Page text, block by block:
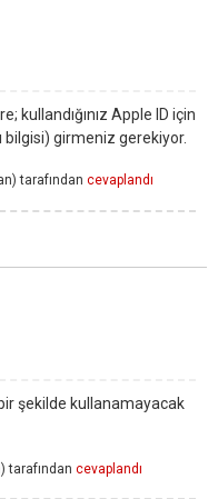
kullandığınız Apple ID için
girmeniz gerekiyor.
tarafından cevaplandı
şekilde kullanamayacak
tarafından cevaplandı